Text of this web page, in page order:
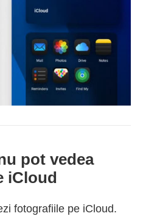
pot vedea
iCloud
fotografiile pe iCloud.